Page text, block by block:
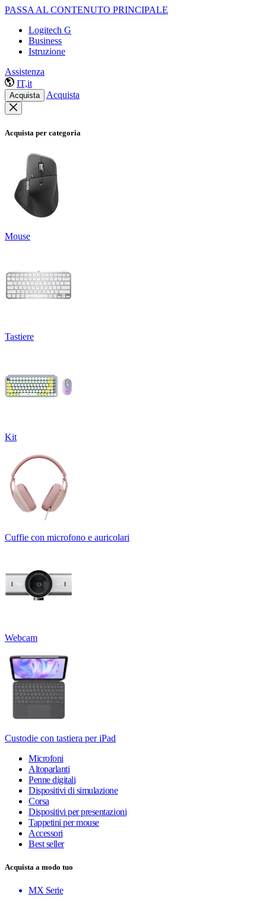
PASSA AL CONTENUTO PRINCIPALE
Logitech G
Business
Istruzione
Assistenza
IT,it
Acquista Acquista
Acquista per categoria
Mouse
Tastiere
Kit
Cuffie con microfono e auricolari
Webcam
Custodie con tastiera per iPad
Microfoni
Altoparlanti
Penne digitali
Dispositivi di simulazione
Corsa
Dispositivi per presentazioni
Tappetini per mouse
Accessori
Best seller
Acquista a modo tuo
MX Serie